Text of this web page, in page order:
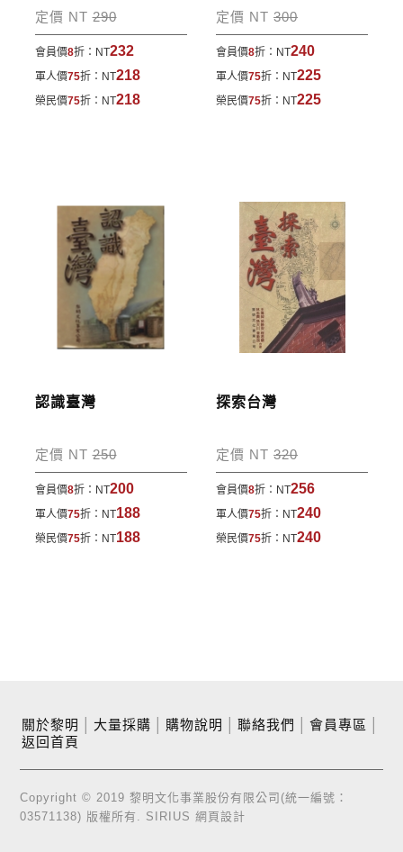
彭壽山
學歷：政戰學校政研所碩士、俄羅斯普錫金俄語學院
學歷：俄羅斯普錫金俄語學院碩士
經歷：政戰學校外語系俄文組講師
現任：國防大學語文中心俄語教師
學歷：國防部心廬六期、美國加州州立大學長堤校區
包裹運送，一律免運費；899元以下須自付80元運
費。外文書籍將由專人估價
，訂購後48小時內回覆運
付款完成後，本公司將於七日內以郵寄方式寄送到您
所指定的地點。
定價 NT290
會員價8折： NT232
軍人價75折： NT218
榮民價75折： NT218
定價 NT300
會員價8折： NT240
軍人價75折： NT225
榮民價75折： NT225
認識臺灣
定價 NT250
會員價8折： NT200
軍人價75折： NT188
榮民價75折： NT188
探索台灣
定價 NT320
會員價8折： NT256
軍人價75折： NT240
榮民價75折： NT240
關於黎明 大量採購 購物說明 聯絡我們 會員專區
返回首頁
Copyright © 2019 黎明文化事業股份有限公司(統一編號：
03571138) 版權所有. SIRIUS 網頁設計